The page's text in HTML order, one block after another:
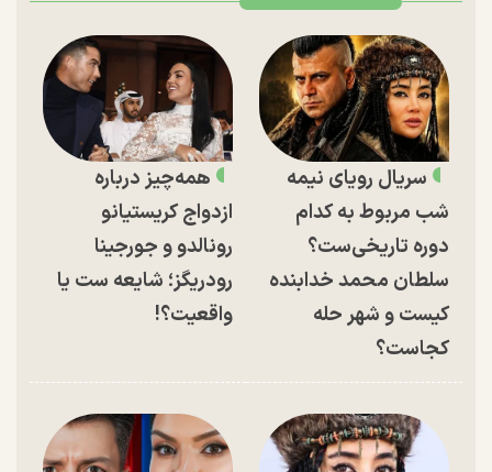
سریال رویای نیمه
شب مربوط به کدام
دوره تاریخی‌ست؟
سلطان محمد خدابنده
کیست و شهر حله
کجاست؟
همه‌چیز درباره
ازدواج کریستیانو
رونالدو و جورجینا
رودریگز؛ شایعه ست یا
واقعیت؟!